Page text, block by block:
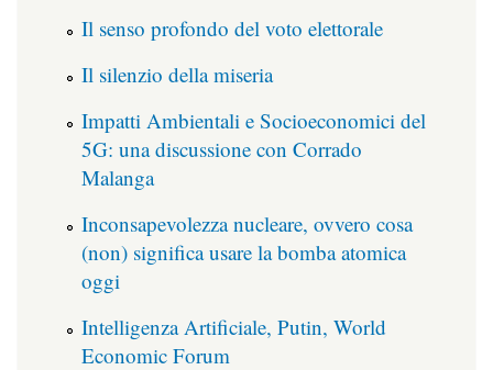
Il senso profondo del voto elettorale
Il silenzio della miseria
Impatti Ambientali e Socioeconomici del
5G: una discussione con Corrado
Malanga
Inconsapevolezza nucleare, ovvero cosa
(non) significa usare la bomba atomica
oggi
Intelligenza Artificiale, Putin, World
Economic Forum